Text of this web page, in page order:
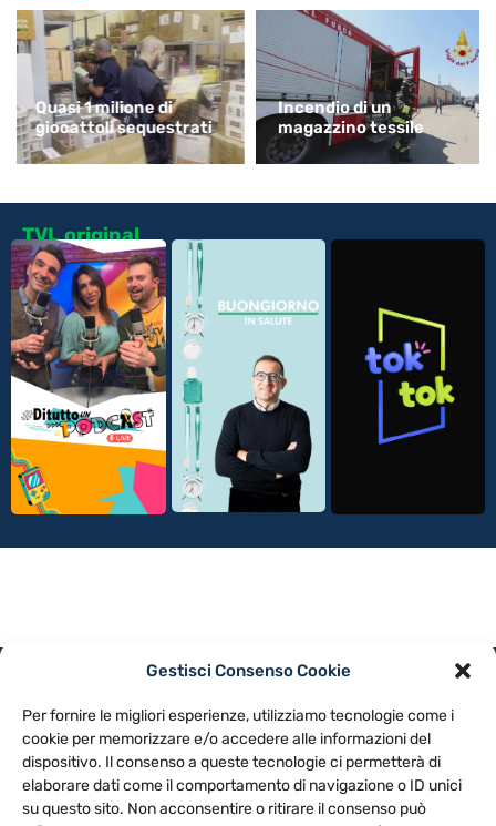
Gestisci Consenso Cookie
Per fornire le migliori esperienze, utilizziamo tecnologie come i
cookie per memorizzare e/o accedere alle informazioni del
dispositivo. Il consenso a queste tecnologie ci permetterà di
elaborare dati come il comportamento di navigazione o ID unici
su questo sito. Non acconsentire o ritirare il consenso può
Quasi 1 milione di
giocattoli sequestrati
Incendio di un
magazzino tessile
TVL original
NOTE LEGALI
CONTATTACI PREFERENZE
TV LIBERA S.P.A.
Via Monteleonese 95/21 – 51100 Pistoia (PT)
Tel. 0573.9136 / Fax 0573.913615